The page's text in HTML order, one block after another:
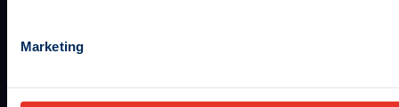
Marketing
– Privacy Policy
– Informativa Cookie